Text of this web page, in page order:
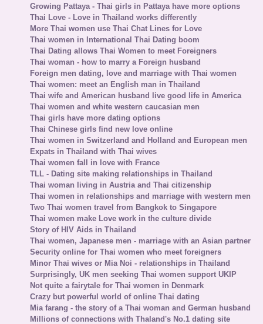
Growing Pattaya - Thai girls in Pattaya have more options
Thai Love - Love in Thailand works differently
More Thai women use Thai Chat Lines for Love
Thai women in International Thai Dating boom
Thai Dating allows Thai Women to meet Foreigners
Thai woman - how to marry a Foreign husband
Foreign men dating, love and marriage with Thai women
Thai women: meet an English man in Thailand
Thai wife and American husband live good life in America
Thai women and white western caucasian men
Thai girls have more dating options
Thai Chinese girls find new love online
Thai women in Switzerland and Holland and European men
Expats in Thailand with Thai wives
Thai women fall in love with France
TLL - Dating site making relationships in Thailand
Thai woman living in Austria and Thai citizenship
Thai women in relationships and marriage with western men
Two Thai women travel from Bangkok to Singapore
Thai women make Love work in the culture divide
Story of HIV Aids in Thailand
Thai women, Japanese men - marriage with an Asian partner
Security online for Thai women who meet foreigners
Minor Thai wives or Mia Noi - relationships in Thailand
Surprisingly, UK men seeking Thai women support UKIP
Not quite a fairytale for Thai women in Denmark
Crazy but powerful world of online Thai dating
Mia farang - the story of a Thai woman and German husband
Millions of connections with Thaland's No.1 dating site